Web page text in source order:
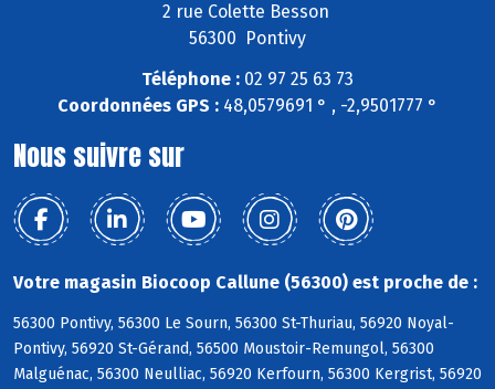
2 rue Colette Besson
56300 Pontivy
Téléphone : 02 97 25 63 73
Coordonnées GPS : 48,0579691 ° , -2,9501777 °
Nous suivre sur
Votre magasin Biocoop Callune (56300) est proche de :
56300 Pontivy, 56300 Le Sourn, 56300 St-Thuriau, 56920 Noyal-
Pontivy, 56920 St-Gérand, 56500 Moustoir-Remungol, 56300
Malguénac, 56300 Neulliac, 56920 Kerfourn, 56300 Kergrist, 56920